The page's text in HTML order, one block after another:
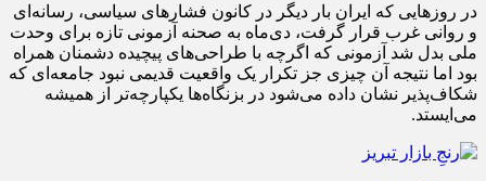
در روزهایی که ایران بار دیگر در کانون فشارهای سیاسی، رسانه‌ای
و روانی غرب قرار گرفت، دی‌ماه به صحنه آزمونی تازه برای وحدت
ملی بدل شد آزمونی که اگرچه با طراحی‌های پیچیده دشمنان همراه
بود اما نتیجه آن چیزی جز تکرار یک واقعیت قدیمی نبود جامعه‌ای که
شکاف‌پذیر نشان داده می‌شود در بزنگاه‌ها یکپارچه‌تر از همیشه
می‌ایستد.